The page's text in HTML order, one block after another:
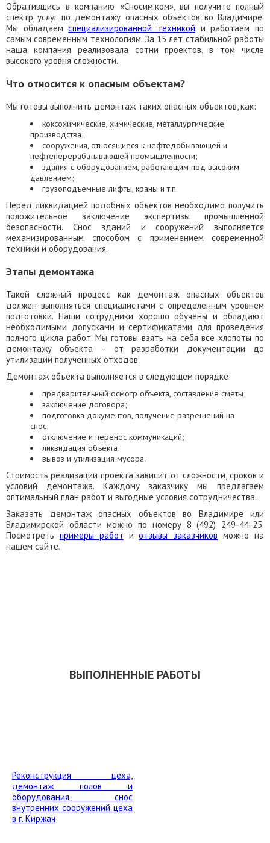
Обратившись в компанию «Сносим.ком», вы получите полный
спектр услуг по демонтажу опасных объектов во Владимире.
Мы обладаемспециализированной техникой и работаем по
самым современным технологиям. За 15 лет стабильной работы
наша компания реализовала сотни проектов, в том числе
высокого уровня сложности.
Что относится к опасным объектам?
Мы готовы выполнить демонтаж таких опасных объектов, как:
коксохимические, химические, металлургические
производства;
сооружения, относящиеся к нефтедобывающей и
нефтеперерабатывающей промышленности;
здания с оборудованием, работающим под высоким
давлением;
грузоподъемные лифты, краны и т.п.
Перед ликвидацией подобных объектов необходимо получить
положительное заключение экспертизы промышленной
безопасности. Снос зданий и сооружений выполняется
механизированным способом с применением современной
техники и оборудования.
Этапы демонтажа
Такой сложный процесс как демонтаж опасных объектов
должен выполняться специалистами с определенным уровнем
подготовки. Наши сотрудники хорошо обучены и обладают
необходимыми допусками и сертификатами для проведения
полного цикла работ. Мы готовы взять на себя все хлопоты по
демонтажу объекта – от разработки документации до
утилизации полученных отходов.
Демонтаж объекта выполняется в следующем порядке:
предварительный осмотр объекта, составление сметы;
заключение договора;
подготовка документов, получение разрешений на
снос;
отключение и перенос коммуникаций;
ликвидация объекта;
вывоз и утилизация мусора.
Стоимость реализации проекта зависит от сложности, сроков и
условий демонтажа. Каждому заказчику мы предлагаем
оптимальный план работ и выгодные условия сотрудничества.
Заказать демонтаж опасных объектов во Владимире или
Владимирской области можно по номеру 8 (492) 249-44-25.
Посмотреть примеры работ иотзывы заказчиков можно на
нашем сайте.
ВЫПОЛНЕННЫЕ РАБОТЫ
Реконструкция цеха,
демонтаж полов и
оборудования, снос
внутренних сооружений цеха
в г. Киржач